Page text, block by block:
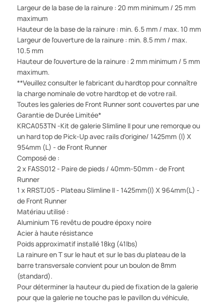
Largeur de la base de la rainure : 20 mm minimum / 25 mm
maximum
Hauteur de la base de la rainure : min. 6.5 mm / max. 10 mm
Largeur de l'ouverture de la rainure : min. 8.5 mm / max.
10.5 mm
Hauteur de l'ouverture de la rainure : 2 mm minimum / 5 mm
maximum.
**Veuillez consulter le fabricant du hardtop pour connaître
la charge nominale de votre hardtop et de votre rail.
Toutes les galeries de Front Runner sont couvertes par une
Garantie de Durée Limitée*
KRCA053TN -Kit de galerie Slimline II pour une remorque ou
un hard top de Pick-Up avec rails d'origine/ 1425mm (l) X
954mm (L) - de Front Runner
Composé de :
2 x FASS012 - Paire de pieds / 40mm-50mm - de Front
Runner
1 x RRSTJ05 - Plateau Slimline II - 1425mm(l) X 964mm(L) -
de Front Runner
Matériau utilisé :
Aluminium T6 revêtu de poudre époxy noire
Acier à haute résistance
Poids approximatif installé 18kg (41lbs)
La rainure en T sur le haut et sur le bas du plateau de la
barre transversale convient pour un boulon de 8mm
(standard).
Pour déterminer la hauteur du pied de fixation de la galerie
pour que la galerie ne touche pas le pavillon du véhicule,